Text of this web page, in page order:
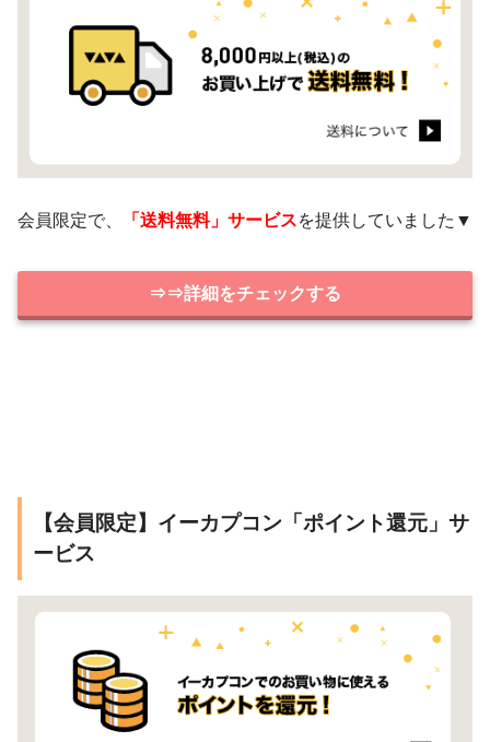
会員限定で、 「送料無料」サービスを提供していました▼
⇒⇒詳細をチェックする
【会員限定】イーカプコン「ポイント還元」サ
ービス